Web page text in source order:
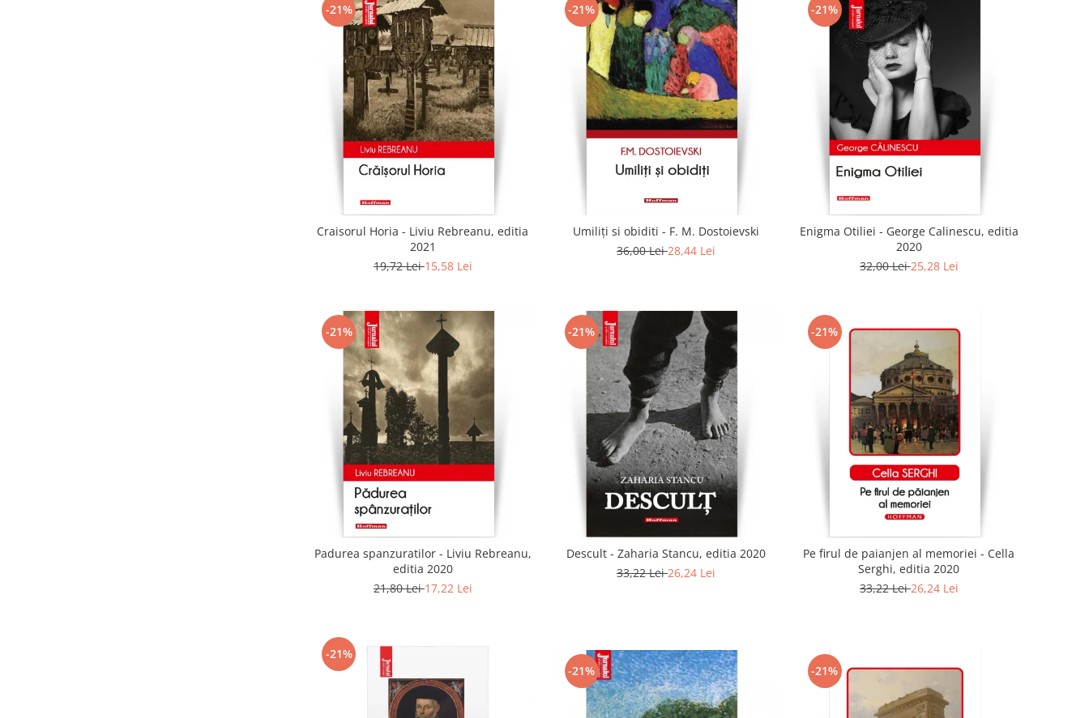
-21%
Craisorul Horia - Liviu Rebreanu, editia
2021
19,72 Lei15,58 Lei
-21%
Umiliți si obiditi - F. M. Dostoievski
36,00 Lei28,44 Lei
-21%
Enigma Otiliei - George Calinescu, editia
2020
32,00 Lei25,28 Lei
-21%
Padurea spanzuratilor - Liviu Rebreanu,
editia 2020
21,80 Lei17,22 Lei
-21%
Descult - Zaharia Stancu, editia 2020
33,22 Lei26,24 Lei
-21%
Pe firul de paianjen al memoriei - Cella
Serghi, editia 2020
33,22 Lei26,24 Lei
-21%
-21% -21%